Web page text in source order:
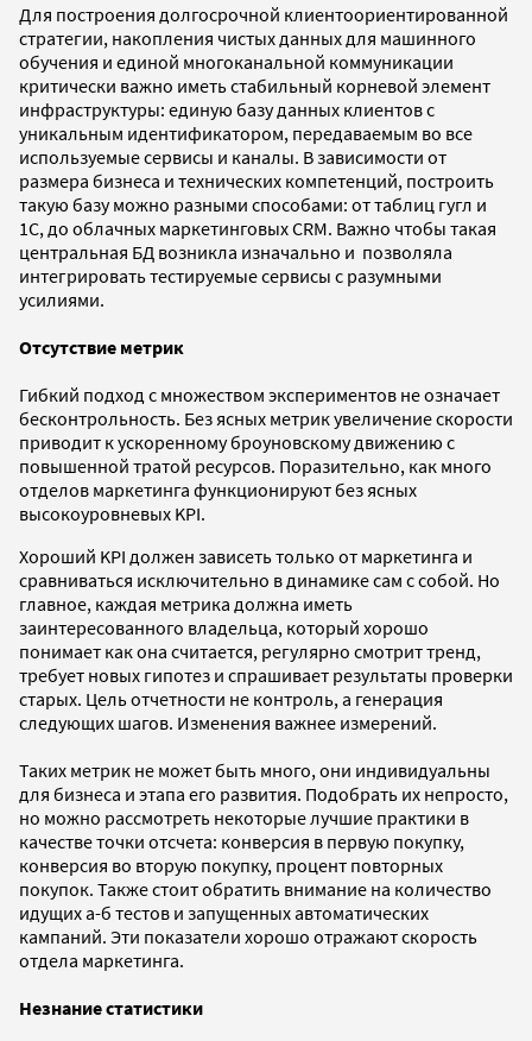
Для построения долгосрочной клиентоориентированной
стратегии, накопления чистых данных для машинного
обучения и единой многоканальной коммуникации
критически важно иметь стабильный корневой элемент
инфраструктуры: единую базу данных клиентов с
уникальным идентификатором, передаваемым во все
используемые сервисы и каналы. В зависимости от
размера бизнеса и технических компетенций, построить
такую базу можно разными способами: от таблиц гугл и
1С, до облачных маркетинговых CRM. Важно чтобы такая
центральная БД возникла изначально и позволяла
интегрировать тестируемые сервисы с разумными
усилиями.
Отсутствие метрик
Гибкий подход с множеством экспериментов не означает
бесконтрольность. Без ясных метрик увеличение скорости
приводит к ускоренному броуновскому движению с
повышенной тратой ресурсов. Поразительно, как много
отделов маркетинга функционируют без ясных
высокоуровневых KPI.
Хороший KPI должен зависеть только от маркетинга и
сравниваться исключительно в динамике сам с собой. Но
главное, каждая метрика должна иметь
заинтересованного владельца, который хорошо
понимает как она считается, регулярно смотрит тренд,
требует новых гипотез и спрашивает результаты проверки
старых. Цель отчетности не контроль, а генерация
следующих шагов. Изменения важнее измерений.
Таких метрик не может быть много, они индивидуальны
для бизнеса и этапа его развития. Подобрать их непросто,
но можно рассмотреть некоторые лучшие практики в
качестве точки отсчета: конверсия в первую покупку,
конверсия во вторую покупку, процент повторных
покупок. Также стоит обратить внимание на количество
идущих а-б тестов и запущенных автоматических
кампаний. Эти показатели хорошо отражают скорость
отдела маркетинга.
Незнание статистики